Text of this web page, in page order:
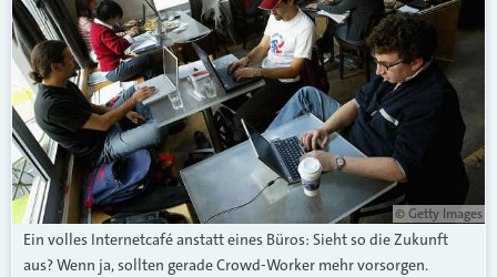
© Getty Images
Ein volles Internetcafé anstatt eines Büros: Sieht so die Zukunft
aus? Wenn ja, sollten gerade Crowd-Worker mehr vorsorgen.